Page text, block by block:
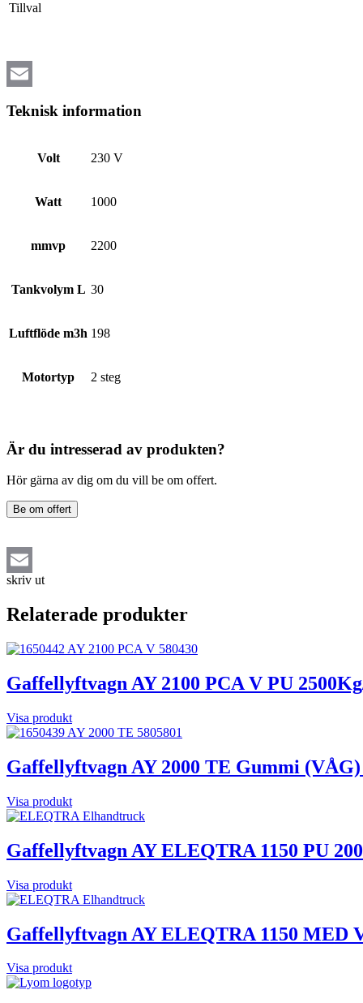
Tillval
Teknisk information
Volt 230 V
Watt 1000
mmvp 2200
Tankvolym L 30
Luftflöde m3h 198
Motortyp 2 steg
Är du intresserad av produkten?
Hör gärna av dig om du vill be om offert.
Be om offert
Email
skriv ut
Relaterade produkter
Gaffellyftvagn AY 2100 PCA V PU
Visa produkt
Gaffellyftvagn AY 2000 TE Gummi (VÅG)
Visa produkt
Gaffellyftvagn AY ELEQTRA 1150 PU
Visa produkt
Gaffellyftvagn AY ELEQTRA 1150 MED
Visa produkt